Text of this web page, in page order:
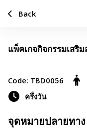
Add to favorites
แพ็คเกจกิจกรรมเสริ
Code: TBD0056
ครึ่งวัน
จุดหมายปลายทาง
Back